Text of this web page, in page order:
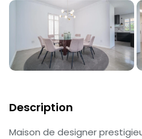
Description
Maison de designer